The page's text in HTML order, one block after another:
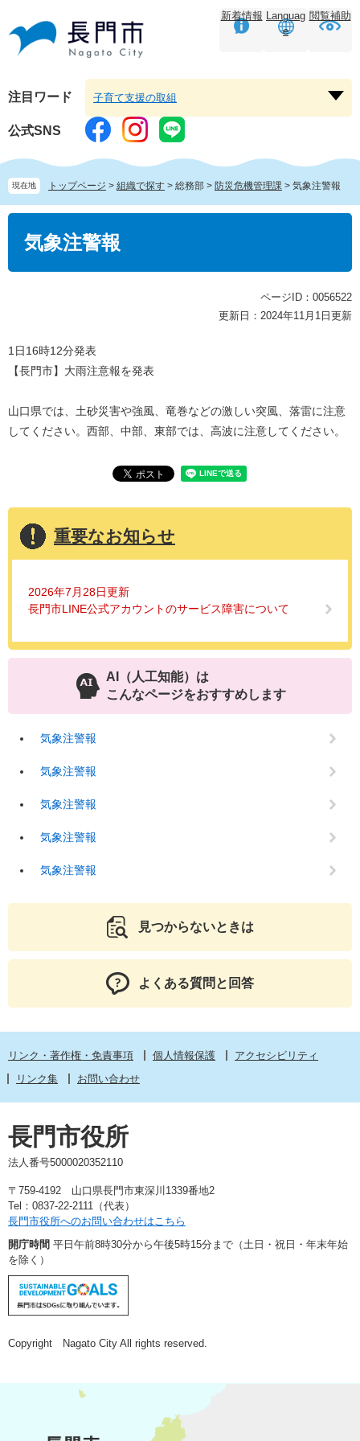
頭
す。
飛
し
本
文
へ
新着情報 Languag
e
閲覧補助
注目ワード
ー
を
子育て支援の取組
公式SNS
現在地 トップページ > 組織で探す > 総務部 > 防災危機管理課 > 気象注警報
気象注警報
ページID：0056522
更新日：2024年11月1日更新
1日16時12分発表
【長門市】大雨注意報を発表
山口県では、土砂災害や強風、竜巻などの激しい突風、落雷に注意
してください。西部、中部、東部では、高波に注意してください。
重要なお知らせ
2026年7月28日更新
長門市LINE公式アカウントのサービス障害について
AI（人工知能）は
こんなページをおすすめします
気象注警報
気象注警報
気象注警報
気象注警報
気象注警報
見つからないときは
よくある質問と回答
リンク・著作権・免責事項 個人情報保護
アクセシビリティ
リンク集
お問い合わせ
長門市役所
法人番号5000020352110
〒759-4192 山口県長門市東深川1339番地2
Tel：0837-22-2111（代表）
長門市役所へのお問い合わせはこちら
開庁時間 平日午前8時30分から午後5時15分まで（土日・祝日・年末年始
を除く）
Copyright Nagato City All rights reserved.